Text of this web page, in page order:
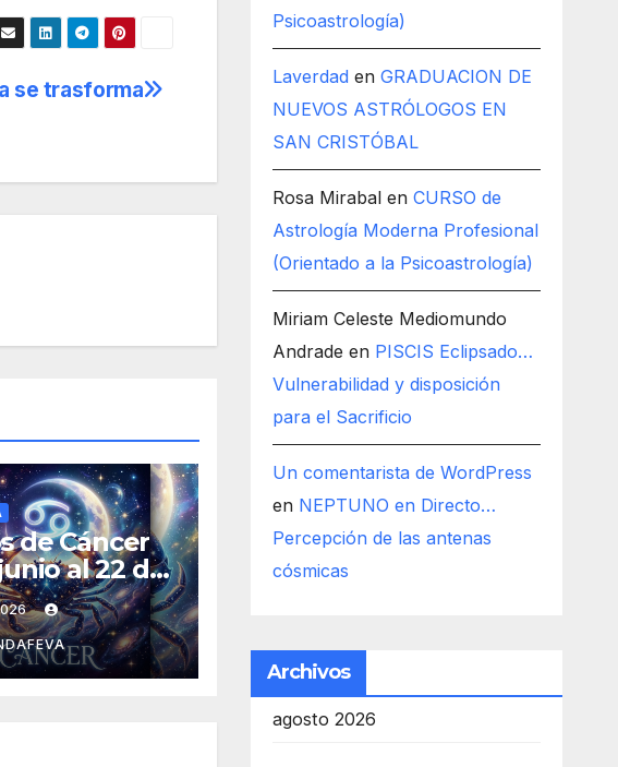
se trasforma
de Cáncer
al 22 de
Psicoastrología)
Laverdad en GRADUACION DE
NUEVOS ASTRÓLOGOS EN
SAN CRISTÓBAL
Rosa Mirabalen CURSO de
Astrología Moderna Profesional
(Orientado a la Psicoastrología)
Miriam Celeste Mediomundo
Andrade en PISCIS Eclipsado…
Vulnerabilidad y disposición
para el Sacrificio
Un comentarista de WordPress
en NEPTUNO en Directo…
Percepción de las antenas
cósmicas
Archivos
agosto 2026